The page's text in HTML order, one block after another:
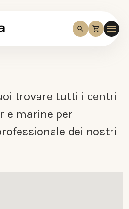
trovare tutti i centri
e marine per
dei nostri